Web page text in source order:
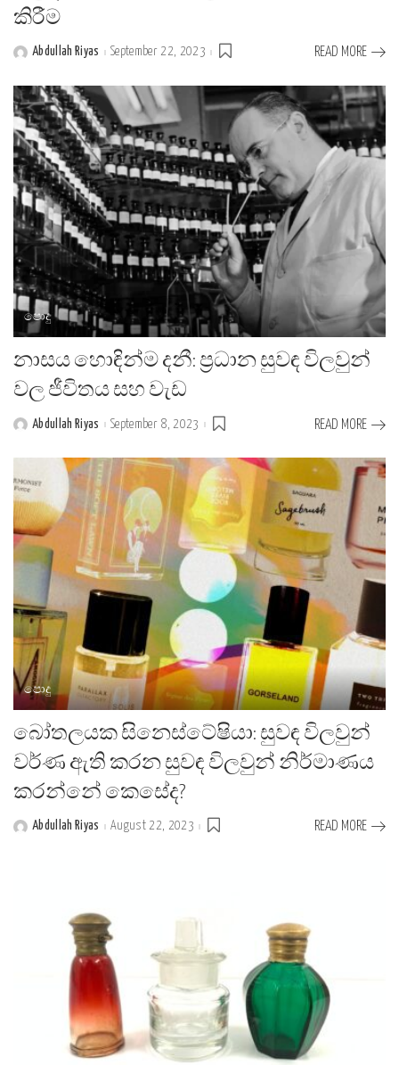
කිරීම
PostedAbdullah Riyas September 22, 2023 READ MORE
පොදු
නාසය හොඳින්ම දනී: ප්‍රධාන සුවඳ විලවුන්
වල ජීවිතය සහ වැඩ
PostedAbdullah Riyas September 8, 2023 READ MORE
පොදු
බෝතලයක සිනෙස්ටේෂියා: සුවඳ විලවුන්
වර්ණ ඇති කරන සුවඳ විලවුන් නිර්මාණය
කරන්නේ කෙසේද?
PostedAbdullah Riyas August 22, 2023 READ MORE